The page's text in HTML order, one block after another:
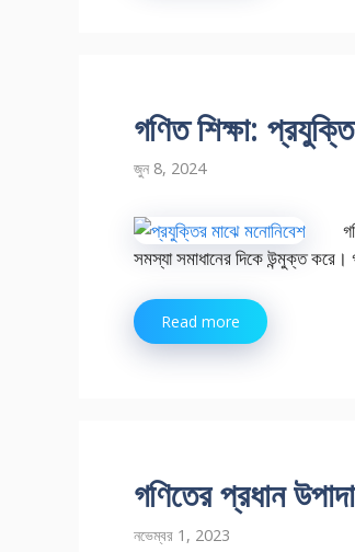
গণিত শিক্ষা:
জুন 8, 2024
সমস্যা সমাধানের দিকে উন্মুক্ত করে।
Read more
গণিতের প্রধান
নভেম্বর 1, 2023